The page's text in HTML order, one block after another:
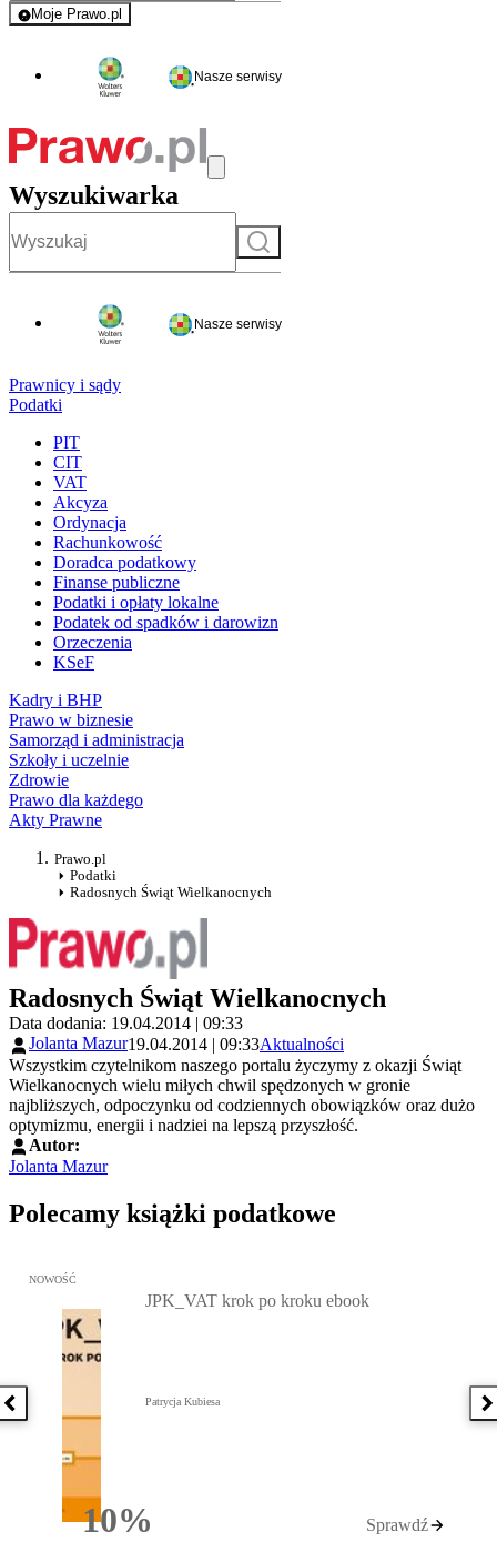
Moje Prawo.pl
- rejestracja i logowanie do serwisu
Nasze serwisy
Wyszukiwarka
Szukaj
Nasze serwisy
Prawnicy i sądy
Podatki
PIT
CIT
VAT
Akcyza
Ordynacja
Rachunkowość
Doradca podatkowy
Finanse publiczne
Podatki i opłaty lokalne
Podatek od spadków i darowizn
Orzeczenia
KSeF
Kadry i BHP
Prawo w biznesie
Samorząd i administracja
Szkoły i uczelnie
Zdrowie
Prawo dla każdego
Akty Prawne
Prawo.pl
Podatki
Radosnych Świąt Wielkanocnych
Radosnych Świąt Wielkanocnych
Data dodania: 19.04.2014 | 09:33
Jolanta Mazur19.04.2014 | 09:33Aktualności
Wszystkim czytelnikom naszego portalu życzymy z okazji Świąt
Wielkanocnych wielu miłych chwil spędzonych w gronie
najbliższych, odpoczynku od codziennych obowiązków oraz dużo
optymizmu, energii i nadziei na lepszą przyszłość.
Autor:
Jolanta Mazur
Polecamy książki podatkowe
Poprzednia książka
Przejdź do: JPK_VAT krok po kroku ebook, Patrycja Kubiesa -
NOWOŚĆ
10%
JPK_VAT krok po kroku ebook
Patrycja Kubiesa
Sprawdź